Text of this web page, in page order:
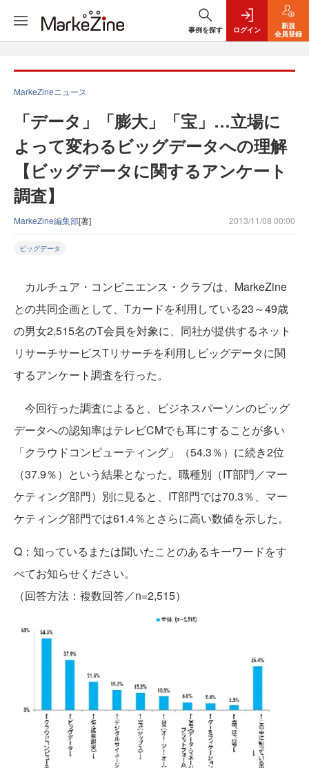
事例を探す ログイン
新規
会員登録
MarkeZineニュース
「データ」「膨大」「宝」…立場に
よって変わるビッグデータへの理解
【ビッグデータに関するアンケート
調査】
MarkeZine編集部[著] 2013/11/08 00:00
ビッグデータ
カルチュア・コンビニエンス・クラブは、MarkeZine
との共同企画として、Tカードを利用している23～49歳
の男女2,515名のT会員を対象に、同社が提供するネット
リサーチサービスTリサーチを利用しビッグデータに関
するアンケート調査を行った。
今回行った調査によると、ビジネスパーソンのビッグ
データへの認知率はテレビCMでも耳にすることが多い
「クラウドコンピューティング」（54.3％）に続き2位
（37.9％）という結果となった。職種別（IT部門／マー
ケティング部門）別に見ると、IT部門では70.3％、マー
ケティング部門では61.4％とさらに高い数値を示した。
Q：知っているまたは聞いたことのあるキーワードをす
べてお知らせください。
（回答方法：複数回答／n=2,515）